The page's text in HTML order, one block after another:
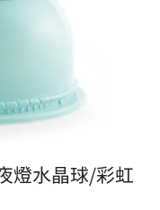
燈水晶球/彩虹